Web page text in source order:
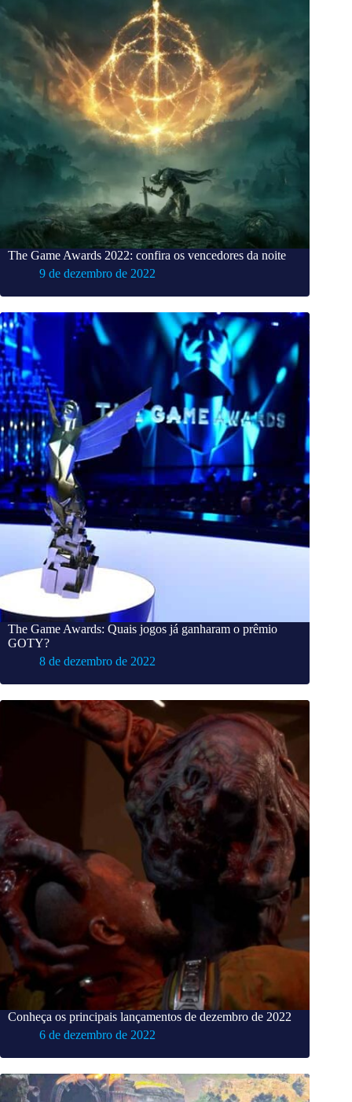
The Game Awards 2022: confira os vencedores da noite
9 de dezembro de 2022
The Game Awards: Quais jogos já ganharam o prêmio
GOTY?
8 de dezembro de 2022
Conheça os principais lançamentos de dezembro de 2022
6 de dezembro de 2022